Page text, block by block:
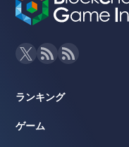
ランキング
ゲーム